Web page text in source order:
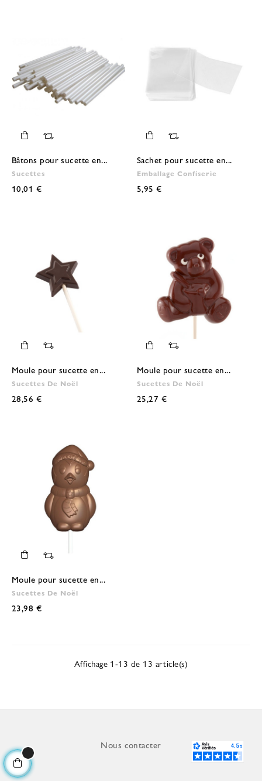
Bâtons pour sucette en...
Sucettes
10,01 €
Sachet pour sucette en...
Emballage Confiserie
5,95 €
Moule pour sucette en...
Sucettes De Noël
28,56 €
Moule pour sucette en...
Sucettes De Noël
25,27 €
Moule pour sucette en...
Sucettes De Noël
23,98 €
Affichage 1-13 de 13 article(s)
Nous contacter